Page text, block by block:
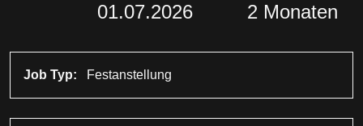
01.07.2026
2 Monaten
Job Typ: Festanstellung